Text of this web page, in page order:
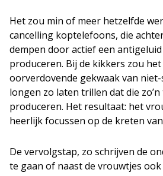
Het zou min of meer hetzelfde
cancelling koptelefoons, die
dempen door actief een
produceren. Bij de kikkers zou
oorverdovende gekwaak van
longen zo laten trillen dat die
produceren. Het resultaat: het
heerlijk focussen op de kreten
De vervolgstap, zo schrijven de
te gaan of naast de vrouwtjes